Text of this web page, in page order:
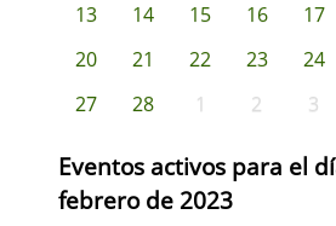
13
14 15 16 17
20
21 22 23 24
27
28 1 2 3
Eventos activos para el
febrero de 2023